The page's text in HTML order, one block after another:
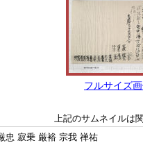
フルサイズ
上記のサムネイルは
忠 寂乗 厳裕 宗我 禅祐